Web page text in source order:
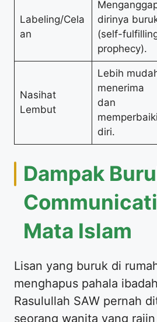
Labeling/Cela
an
dirinya
(self-
prophecy).
Nasihat
Lembut
Lebih
menerima
dan
memperbaiki
diri.
Dampak
Mata Islam
Lisan yang buruk di
menghapus pahala
Rasulullah SAW pernah
seorang wanita yang